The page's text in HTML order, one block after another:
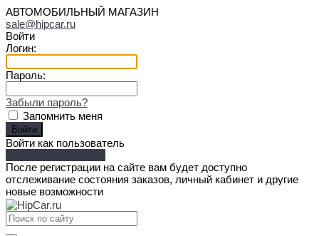
АВТОМОБИЛЬНЫЙ МАГАЗИН
sale@hipcar.ru
Войти
Логин:
Пароль:
Забыли пароль?
Запомнить меня
Войти как пользователь
После регистрации на сайте вам будет доступно
отслеживание состояния заказов, личный кабинет и другие
новые возможности